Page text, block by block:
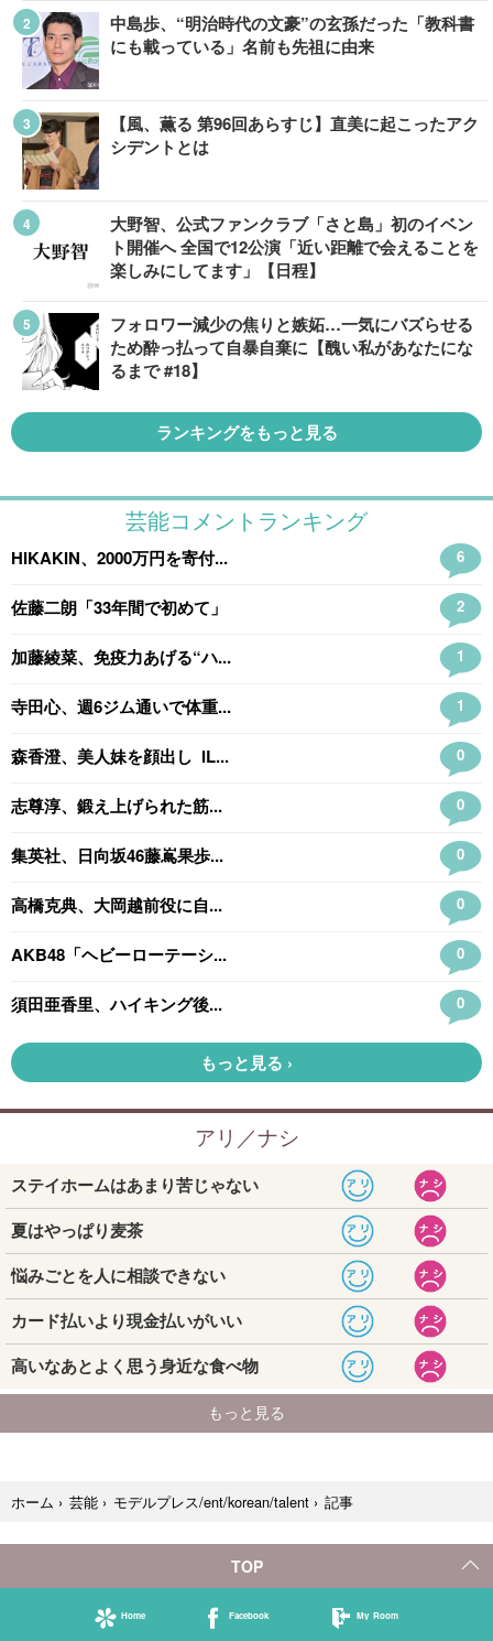
中島歩、“明治時代の文豪”の玄孫だった「教科書
にも載っている」名前も先祖に由来
【風、薫る 第96回あらすじ】直美に起こったアク
シデントとは
大野智、公式ファンクラブ「さと島」初のイベン
ト開催へ 全国で12公演「近い距離で会えることを
楽しみにしてます」【日程】
フォロワー減少の焦りと嫉妬…一気にバズらせる
ため酔っ払って自暴自棄に【醜い私があなたにな
るまで #18】
ランキングをもっと見る
ホーム › 芸能 › モデルプレス/ent/korean/talent › 記事
TOP
Home Facebook My Room